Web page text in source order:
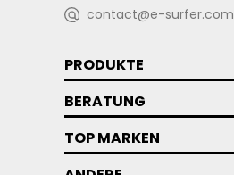
contact@e-surfer.com
PRODUKTE
BERATUNG
TOP MARKEN